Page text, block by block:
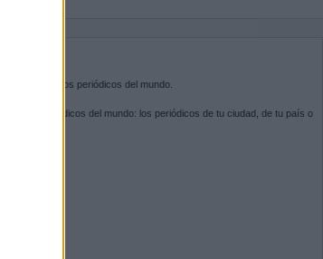
entrada a los periódicos del mundo.
de los periódicos del mundo: los periódicos de tu ciudad, de tu país o